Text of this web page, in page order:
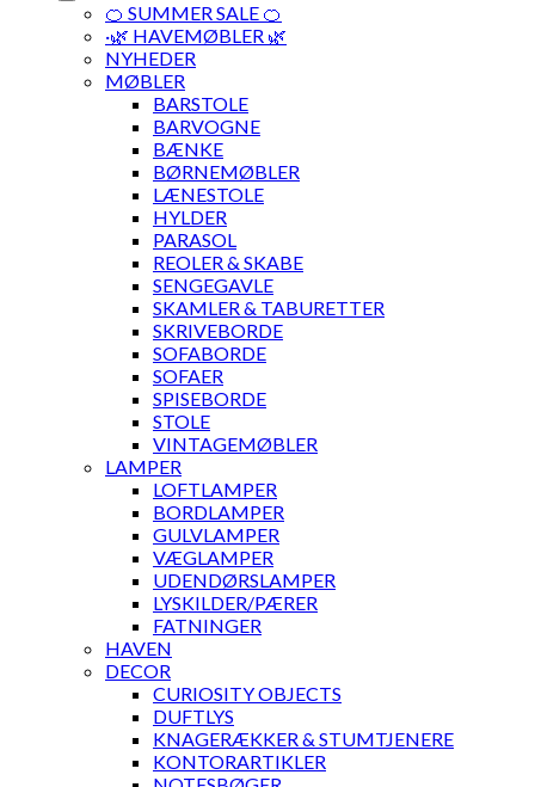
🍊 SUMMER SALE 🍊
·🌿 HAVEMØBLER 🌿
NYHEDER
MØBLER
BARSTOLE
BARVOGNE
BÆNKE
BØRNEMØBLER
LÆNESTOLE
HYLDER
PARASOL
REOLER & SKABE
SENGEGAVLE
SKAMLER & TABURETTER
SKRIVEBORDE
SOFABORDE
SOFAER
SPISEBORDE
STOLE
VINTAGEMØBLER
LAMPER
LOFTLAMPER
BORDLAMPER
GULVLAMPER
VÆGLAMPER
UDENDØRSLAMPER
LYSKILDER/PÆRER
FATNINGER
HAVEN
DECOR
CURIOSITY OBJECTS
DUFTLYS
KNAGERÆKKER & STUMTJENERE
KONTORARTIKLER